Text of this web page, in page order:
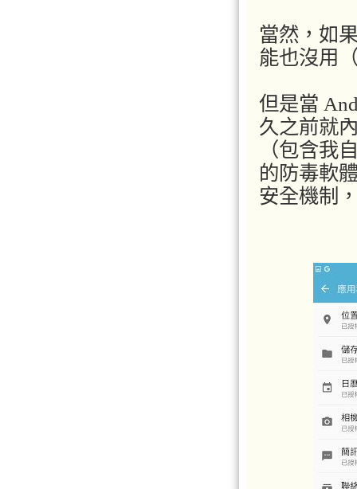
當然，如
能也沒用
但是當
久之前就
（包含我
的防毒軟
安全機制